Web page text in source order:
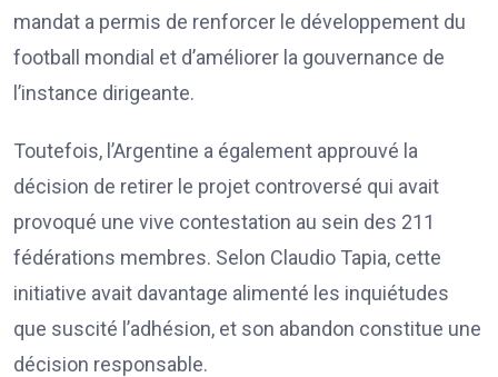
mandat a permis de renforcer le développement du
football mondial et d’améliorer la gouvernance de
l’instance dirigeante.
Toutefois, l’Argentine a également approuvé la
décision de retirer le projet controversé qui avait
provoqué une vive contestation au sein des 211
fédérations membres. Selon Claudio Tapia, cette
initiative avait davantage alimenté les inquiétudes
que suscité l’adhésion, et son abandon constitue une
décision responsable.